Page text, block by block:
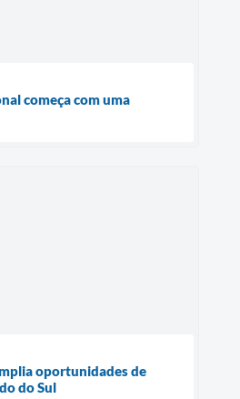
começa com uma
oportunidades de
do Sul